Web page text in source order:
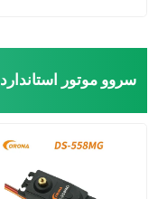
محصولات
تور کارخانه
سروو موتور استاندارد